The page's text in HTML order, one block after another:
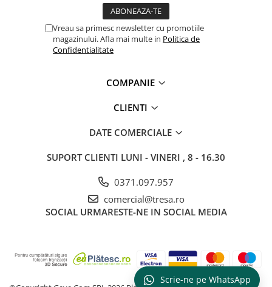
Cutii unelte și organizatoare
Clești și foarfece
Instrumente de masură și marcaj
Unelte de taiat si accesorii
Roabe si accesorii
Accesorii scule electrice
Burghie și dălți
Vreau sa primesc newsletter cu promotiile
magazinului. Afla mai multe in Politica de
Confidentialitate
COMPANIE
CLIENTI
DATE COMERCIALE
SUPORT CLIENTI LUNI - VINERI , 8 - 16.30
0371.097.957
comercial@tresa.ro
SOCIAL URMARESTE-NE IN SOCIAL MEDIA
Scrie-ne pe WhatsApp